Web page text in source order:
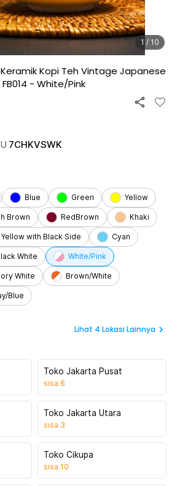
1 / 10
Kopi Teh Vintage Japanese
- White/Pink
7CHKVSWK
Blue Green Yellow
Brown RedBrown Khaki
Yellow with Black Side Cyan
White White/Pink
White Brown/White
Blue
Lihat 4 Lokasi Lainnya
Toko Jakarta Pusat
sisa 6
Toko Jakarta Utara
sisa 3
Toko Cikupa
sisa 10